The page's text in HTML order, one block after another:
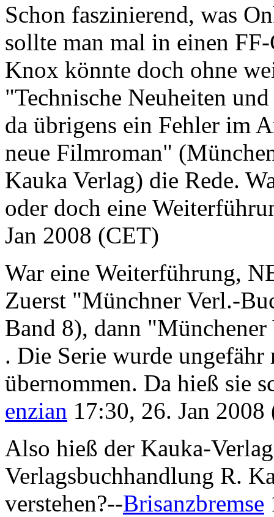
Schon faszinierend, was
sollte man mal in einen
Knox könnte doch ohne
"Technische Neuheiten
da übrigens ein Fehler im
neue Filmroman"
Kauka Verlag) die Rede.
oder doch eine
Jan 2008 (CET)
War eine Weiterführung,
Zuerst "Münchner Verl.-
Band 8), dann
. Die Serie wurde
übernommen. Da hieß sie
enzian 17:30, 26. Jan
Also hieß der Kauka-
Verlagsbuchhandlung R.
verstehen?--Brisanzbremse